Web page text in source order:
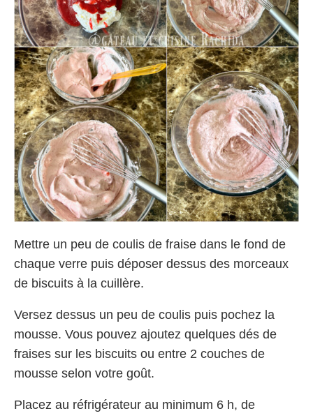
Mettre un peu de coulis de fraise dans le fond de
chaque verre puis déposer dessus des morceaux
de biscuits à la cuillère.
Versez dessus un peu de coulis puis pochez la
mousse. Vous pouvez ajoutez quelques dés de
fraises sur les biscuits ou entre 2 couches de
mousse selon votre goût.
Placez au réfrigérateur au minimum 6 h, de